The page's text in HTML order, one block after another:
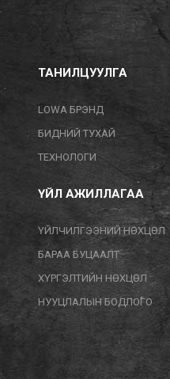
ТАНИЛЦУУЛГА
LOWA БРЭНД
БИДНИЙ ТУХАЙ
ТЕХНОЛОГИ
ҮЙЛ АЖИЛЛАГАА
ҮЙЛЧИЛГЭЭНИЙ НӨХЦӨЛ
БАРАА БУЦААЛТ
ХҮРГЭЛТИЙН НӨХЦӨЛ
НУУЦЛАЛЫН БОДЛОГО